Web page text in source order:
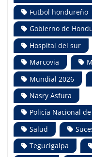
Futbol hondureño
Gobierno de
Hospital del sur
Marcovia
Mundial 2026
Nasry Asfura
Policía Nacional
Salud
Tegucigalpa